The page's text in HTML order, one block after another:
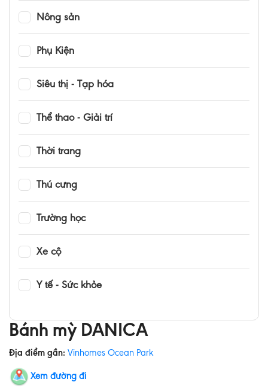
Nông sản
Phụ Kiện
Siêu thị - Tạp hóa
Thể thao - Giải trí
Thời trang
Thú cưng
Trường học
Xe cộ
Y tế - Sức khỏe
Bánh mỳ DANICA
Địa điểm gần: Vinhomes Ocean Park
Xem đường đi